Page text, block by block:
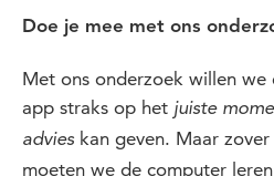
Doe je mee met ons
Met ons onderzoek willen
app straks op het juiste
advies kan geven. Maar
moeten we de computer